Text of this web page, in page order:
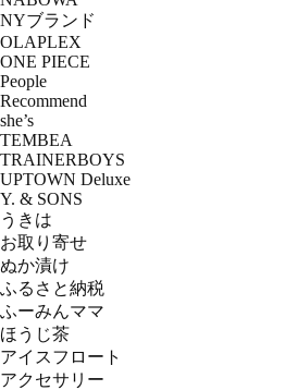
NYブランド
OLAPLEX
ONE PIECE
People
Recommend
she’s
TEMBEA
TRAINERBOYS
UPTOWN Deluxe
Y. & SONS
うきは
お取り寄せ
ぬか漬け
ふるさと納税
ふーみんママ
ほうじ茶
アイスフロート
アクセサリー